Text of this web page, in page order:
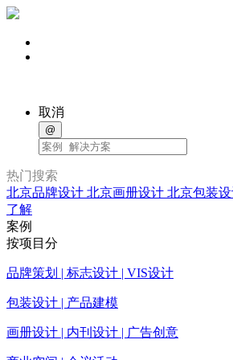
取消
@
热门搜索
北京品牌设计 北京画册设计 北京包装
了解
案例
按项目分
品牌策划 | 标志设计 | VIS设计
包装设计 | 产品建模
画册设计 | 内刊设计 | 广告创意